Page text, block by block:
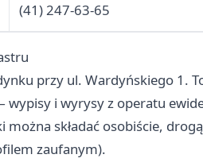
(41) 247-63-65
przy ul. Wardyńskiego 1.
i wyrysy z operatu
można składać osobiście,
zaufanym).